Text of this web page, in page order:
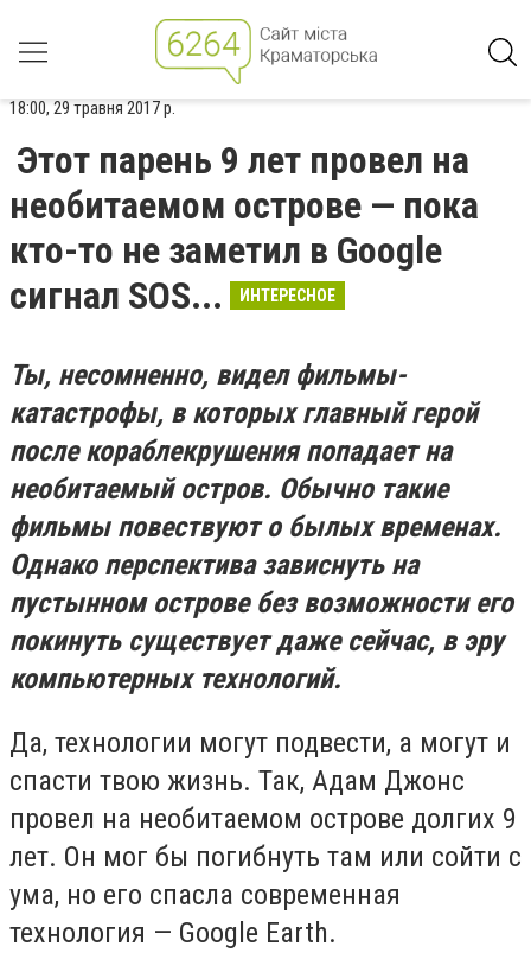
18:00, 29 травня 2017 р.
Этот парень 9 лет провел на
необитаемом острове — пока
кто-то не заметил в Google
сигнал SOS...
ИНТЕРЕСНОЕ
Ты, несомненно, видел фильмы-
катастрофы, в которых главный герой
после кораблекрушения попадает на
необитаемый остров. Обычно такие
фильмы повествуют о былых временах.
Однако перспектива зависнуть на
пустынном острове без возможности его
покинуть существует даже сейчас, в эру
компьютерных технологий.
Да, технологии могут подвести, а могут и
спасти твою жизнь. Так, Адам Джонс
провел на необитаемом острове долгих 9
лет. Он мог бы погибнуть там или сойти с
ума, но его спасла современная
технология — Google Earth.